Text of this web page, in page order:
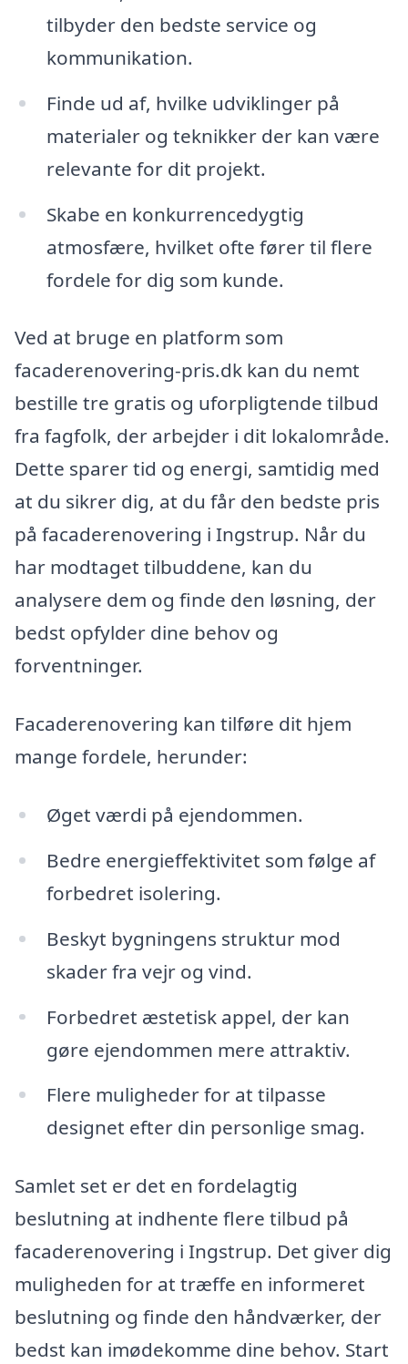
tilbyder den bedste service og
kommunikation.
Finde ud af, hvilke udviklinger på
materialer og teknikker der kan være
relevante for dit projekt.
Skabe en konkurrencedygtig
atmosfære, hvilket ofte fører til flere
fordele for dig som kunde.
Ved at bruge en platform som
facaderenovering-pris.dk kan du nemt
bestille tre gratis og uforpligtende tilbud
fra fagfolk, der arbejder i dit lokalområde.
Dette sparer tid og energi, samtidig med
at du sikrer dig, at du får den bedste pris
på facaderenovering i Ingstrup. Når du
har modtaget tilbuddene, kan du
analysere dem og finde den løsning, der
bedst opfylder dine behov og
forventninger.
Facaderenovering kan tilføre dit hjem
mange fordele, herunder:
Øget værdi på ejendommen.
Bedre energieffektivitet som følge af
forbedret isolering.
Beskyt bygningens struktur mod
skader fra vejr og vind.
Forbedret æstetisk appel, der kan
gøre ejendommen mere attraktiv.
Flere muligheder for at tilpasse
designet efter din personlige smag.
Samlet set er det en fordelagtig
beslutning at indhente flere tilbud på
facaderenovering i Ingstrup. Det giver dig
muligheden for at træffe en informeret
beslutning og finde den håndværker, der
bedst kan imødekomme dine behov. Start